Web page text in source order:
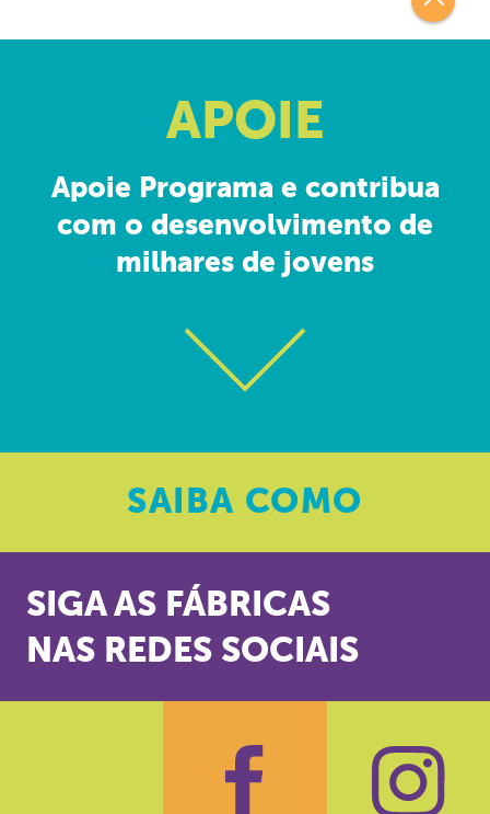
APOIE
Apoie Programa e contribua
com o desenvolvimento de
milhares de jovens
SAIBA COMO
SIGA AS FÁBRICAS
NAS REDES SOCIAIS